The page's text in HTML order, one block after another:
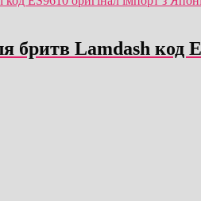
бритв Lamdash код